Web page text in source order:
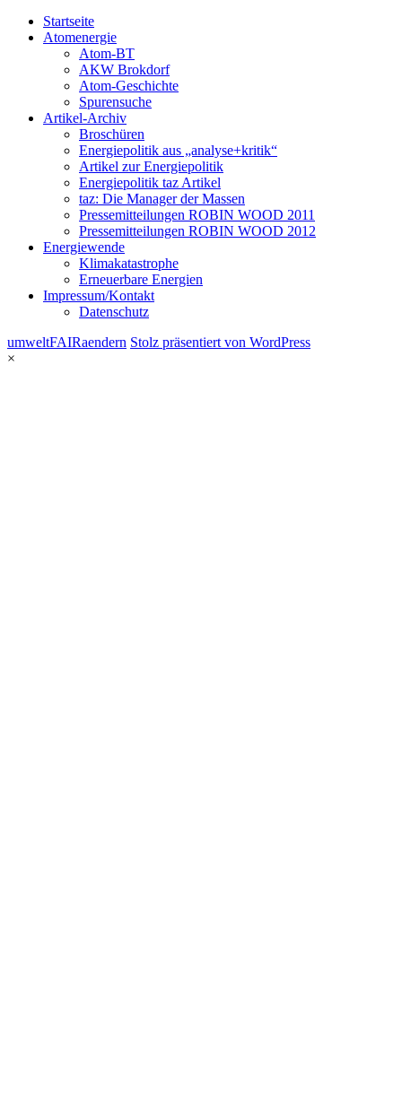
Startseite
Atomenergie
Atom-BT
AKW Brokdorf
Atom-Geschichte
Spurensuche
Artikel-Archiv
Broschüren
Energiepolitik aus „analyse+kritik“
Artikel zur Energiepolitik
Energiepolitik taz Artikel
taz: Die Manager der Massen
Pressemitteilungen ROBIN WOOD 2011
Pressemitteilungen ROBIN WOOD 2012
Energiewende
Klimakatastrophe
Erneuerbare Energien
Impressum/Kontakt
Datenschutz
umweltFAIRaendern Stolz präsentiert von WordPress
×